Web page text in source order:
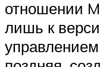
отношении
лишь к